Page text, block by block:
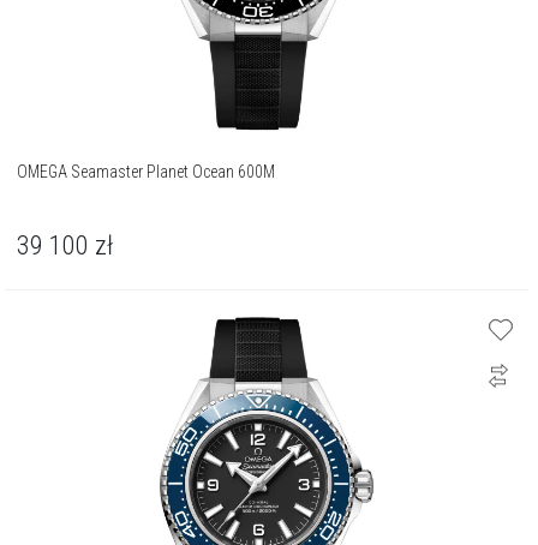
OMEGA Seamaster Planet Ocean 600M
39 100 zł